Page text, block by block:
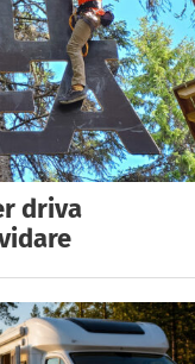
driva